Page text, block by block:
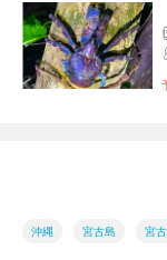
沖縄 宮古島 宮